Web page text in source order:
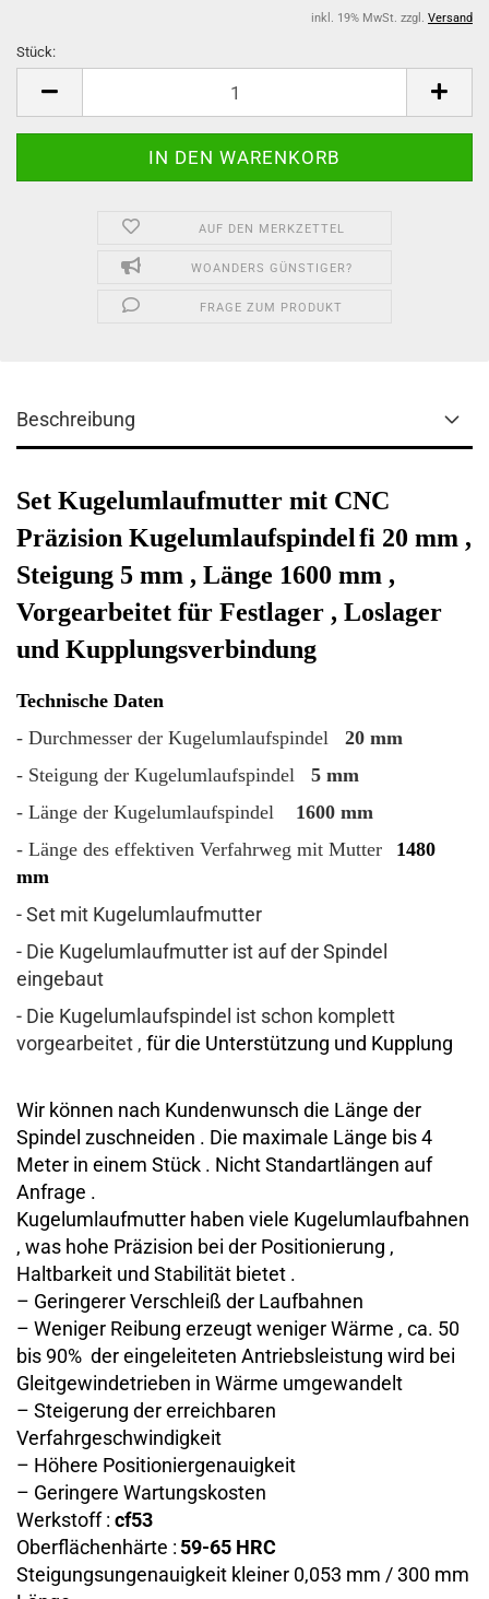
inkl. 19% MwSt. zzgl. Versand
Stück:
AUF DEN MERKZETTEL
WOANDERS GÜNSTIGER?
FRAGE ZUM PRODUKT
Beschreibung
Set Kugelumlaufmutter mit CNC
Präzision Kugelumlaufspindelfi 20 mm ,
Steigung 5 mm , Länge 1600 mm ,
Vorgearbeitet für Festlager , Loslager
und Kupplungsverbindung
Technische Daten
- Durchmesser der Kugelumlaufspindel 20 mm
- Steigung der Kugelumlaufspindel 5 mm
- Länge der Kugelumlaufspindel
1600 mm
- Länge des effektiven Verfahrweg mit Mutter
1480
mm
- Set mit Kugelumlaufmutter
- Die Kugelumlaufmutter ist auf der Spindel
eingebaut
- Die Kugelumlaufspindel ist schon komplett
vorgearbeitet , für die Unterstützung und Kupplung
Wir können nach Kundenwunsch die Länge der
Spindel zuschneiden . Die maximale Länge bis 4
Meter in einem Stück . Nicht Standartlängen auf
Anfrage .
Kugelumlaufmutter haben viele Kugelumlaufbahnen
, was hohe Präzision bei der Positionierung ,
Haltbarkeit und Stabilität bietet .
– Geringerer Verschleiß der Laufbahnen
– Weniger Reibung erzeugt weniger Wärme , ca. 50
bis 90% der eingeleiteten Antriebsleistung wird bei
Gleitgewindetrieben in Wärme umgewandelt
– Steigerung der erreichbaren
Verfahrgeschwindigkeit
– Höhere Positioniergenauigkeit
– Geringere Wartungskosten
Werkstoff : cf53
Oberflächenhärte : 59-65 HRC
Steigungsungenauigkeit kleiner 0,053 mm / 300 mm